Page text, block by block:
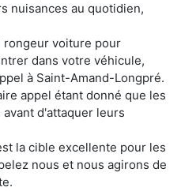
nuisances au quotidien,
rongeur voiture pour
dans votre véhicule,
à Saint-Amand-Longpré.
appel étant donné que les
d'attaquer leurs
la cible excellente pour les
nous et nous agirons de